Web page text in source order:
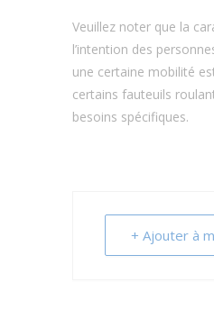
Veuillez noter que la
l’intention des
une certaine mobilité
certains fauteuils
besoins spécifiques.
+ Ajouter à